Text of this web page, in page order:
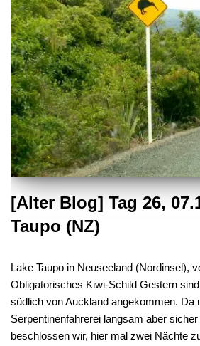
[Alter Blog] Tag 26,
Taupo (NZ)
Lake Taupo in Neuseeland (Nordinsel),
Obligatorisches Kiwi-Schild Gestern
südlich von Auckland angekommen. Da
Serpentinenfahrerei langsam aber
beschlossen wir, hier mal zwei Nächte